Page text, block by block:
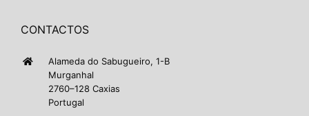
CONTACTOS
Alameda do Sabugueiro, 1-B
Murganhal
2760–128 Caxias
Portugal